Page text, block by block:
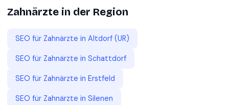
Zahnärzte in der Region
SEO für Zahnärzte in Altdorf (UR)
SEO für Zahnärzte in Schattdorf
SEO für Zahnärzte in Erstfeld
SEO für Zahnärzte in Silenen